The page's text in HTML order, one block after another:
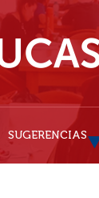
SUGERENCIAS